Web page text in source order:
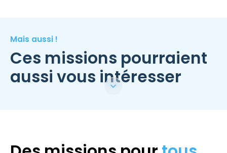
Mais aussi !
Ces missions pourraient
aussi vous intéresser